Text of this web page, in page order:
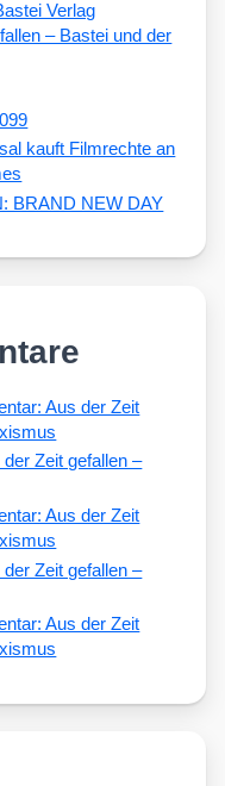
– Bastei und der
kauft Filmrechte an
BRAND NEW DAY
Aus der Zeit
Zeit gefallen –
Aus der Zeit
Zeit gefallen –
Aus der Zeit